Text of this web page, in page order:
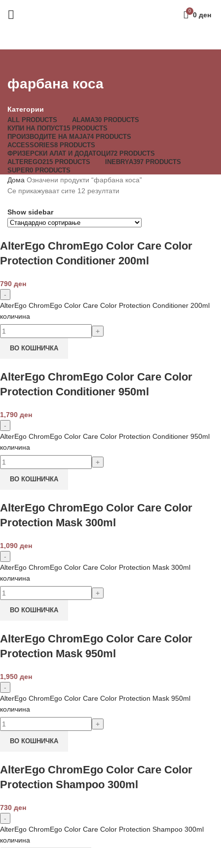
0 0 ден
фарбана коса
Категории
ALL PRODUCTS ALAMA30 PRODUCTS
КУПИ НА ПОПУСТ15 PRODUCTS
ПРОИЗВОДИТЕ НА МАЈА74 PRODUCTS
ACCESSORIES8 PRODUCTS
ФРИЗЕРСКИ АЛАТ И ДОДАТОЦИ72 PRODUCTS
ALTEREGO215 PRODUCTS INEBRYA397 PRODUCTS
SUPER0 PRODUCTS
Дома Означени продукти “фарбана коса”
Се прикажуваат сите 12 резултати
Show sidebar
AlterEgo ChromEgo Color Care Color
Protection Conditioner 200ml
790 ден
AlterEgo ChromEgo Color Care Color Protection Conditioner 200ml
количина
ВО КОШНИЧКА
AlterEgo ChromEgo Color Care Color
Protection Conditioner 950ml
1,790 ден
AlterEgo ChromEgo Color Care Color Protection Conditioner 950ml
количина
ВО КОШНИЧКА
AlterEgo ChromEgo Color Care Color
Protection Mask 300ml
1,090 ден
AlterEgo ChromEgo Color Care Color Protection Mask 300ml
количина
ВО КОШНИЧКА
AlterEgo ChromEgo Color Care Color
Protection Mask 950ml
1,950 ден
AlterEgo ChromEgo Color Care Color Protection Mask 950ml
количина
ВО КОШНИЧКА
AlterEgo ChromEgo Color Care Color
Protection Shampoo 300ml
730 ден
AlterEgo ChromEgo Color Care Color Protection Shampoo 300ml
количина